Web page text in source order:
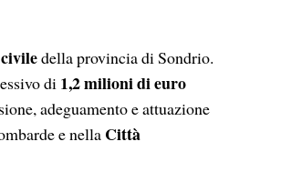
della provincia di Sondrio.
di 1,2 milioni di euro
adeguamento e attuazione
e nella Città